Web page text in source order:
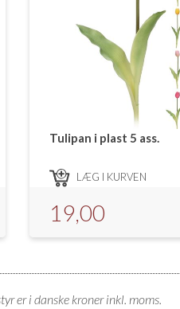
Tulipan i plast 5 ass.
LÆG I KURVEN
19,00
er i danske kroner inkl. moms.